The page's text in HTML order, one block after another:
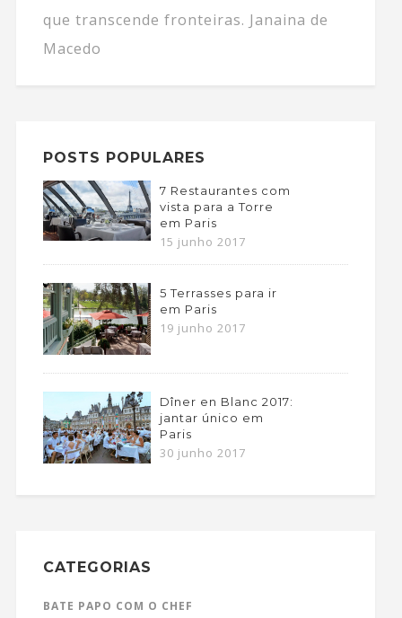
que transcende fronteiras. Janaina de
Macedo
POSTS POPULARES
7 Restaurantes com
vista para a Torre
em Paris
15 junho 2017
5 Terrasses para ir
em Paris
19 junho 2017
Dîner en Blanc 2017:
jantar único em
Paris
30 junho 2017
CATEGORIAS
BATE PAPO COM O CHEF